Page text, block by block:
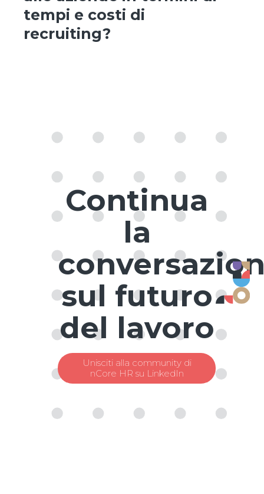
tempi e costi di
recruiting?
Continua
la
sul futuro
del lavoro
Unisciti alla community di
nCore HR su LinkedIn